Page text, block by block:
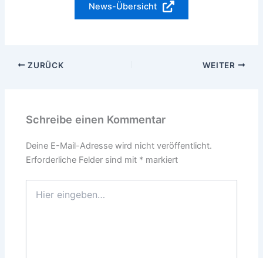
News-Übersicht
ZURÜCK WEITER
Schreibe einen Kommentar
Deine E-Mail-Adresse wird nicht veröffentlicht.
Erforderliche Felder sind mit * markiert
eingeben…